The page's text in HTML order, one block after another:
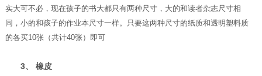
实大可不必，现在孩子的书大都只有两种尺寸，大的和读者杂志尺寸相
同，小的和孩子的作业本尺寸一样。只要这两种尺寸的纸质和透明塑料质
的各买10张（共计40张）即可
3、 橡皮